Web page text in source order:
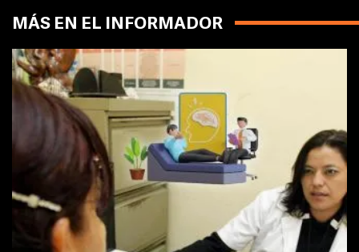
MÁS EN EL INFORMADOR